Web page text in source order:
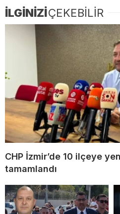
İLGİNİZİÇEKEBİLİR
CHP İzmir’de 10 ilçeye
tamamlandı